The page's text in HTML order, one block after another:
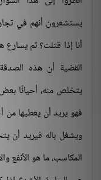
يستشعرون أنهم في
أنا إذا قتلت؟ ثم
القضية أن هذه
يتخلص منه، أحيانًا
فهو يريد أن يعطيها من
ويشغل باله فيريد أن
المكاسب، ما هو الأنفع